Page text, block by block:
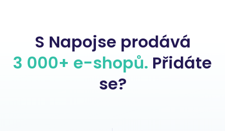
S Napojse prodává
3 000+ e-shopů. Přidáte
se?